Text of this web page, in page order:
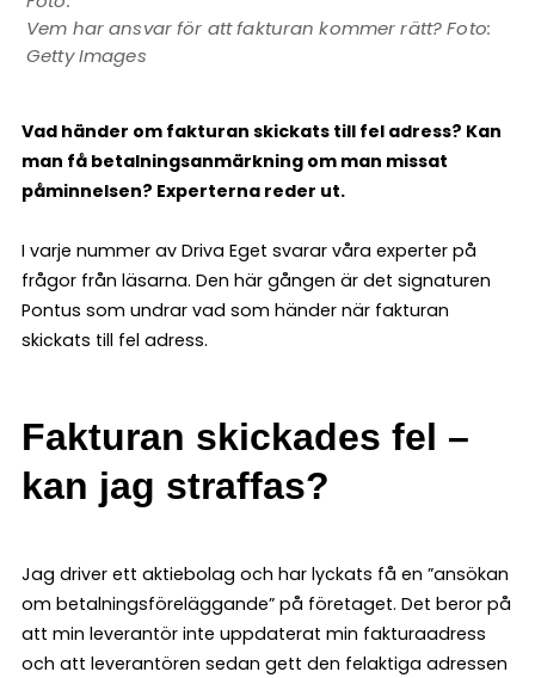
Vem har ansvar för att fakturan kommer rätt? Foto:
Getty Images
Vad händer om fakturan skickats till fel adress? Kan
man få betalningsanmärkning om man missat
påminnelsen? Experterna reder ut.
I varje nummer av Driva Eget svarar våra experter på
frågor från läsarna. Den här gången är det signaturen
Pontus som undrar vad som händer när fakturan
skickats till fel adress.
Fakturan skickades fel –
kan jag straffas?
Jag driver ett aktiebolag och har lyckats få en ”ansökan
om betalningsföreläggande” på företaget. Det beror på
att min leverantör inte uppdaterat min fakturaadress
och att leverantören sedan gett den felaktiga adressen